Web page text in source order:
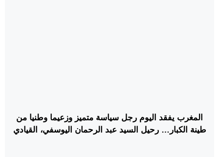
‏‎المغرب يفقد اليوم رجل سياسة متميز وزعيما وطنيا من
طينة الكبار… رحيل السيد عبد الرحمان اليوسفي، القيادي